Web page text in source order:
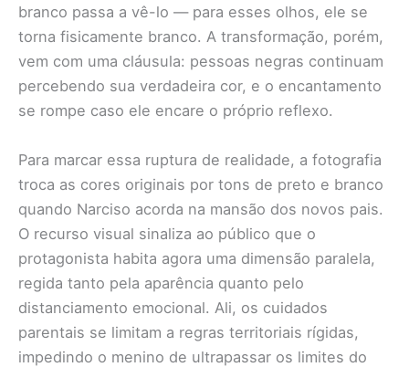
branco passa a vê-lo — para esses olhos, ele se
torna fisicamente branco. A transformação, porém,
vem com uma cláusula: pessoas negras continuam
percebendo sua verdadeira cor, e o encantamento
se rompe caso ele encare o próprio reflexo.
Para marcar essa ruptura de realidade, a fotografia
troca as cores originais por tons de preto e branco
quando Narciso acorda na mansão dos novos pais.
O recurso visual sinaliza ao público que o
protagonista habita agora uma dimensão paralela,
regida tanto pela aparência quanto pelo
distanciamento emocional. Ali, os cuidados
parentais se limitam a regras territoriais rígidas,
impedindo o menino de ultrapassar os limites do